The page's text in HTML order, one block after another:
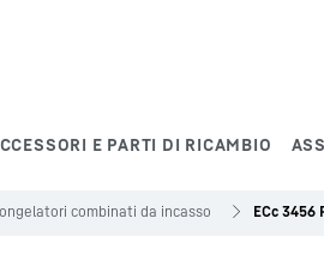
E PARTI DI RICAMBIO
combinati da incasso ECc 3456